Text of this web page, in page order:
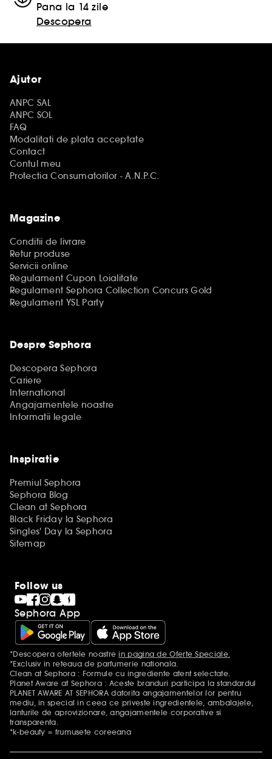
Pana la 14 zile
Descopera
Ajutor
ANPC SAL
ANPC SOL
FAQ
Modalitati de plata acceptate
Contact
Contul meu
Protectia Consumatorilor - A.N.P.C.
Magazine
Conditii de livrare
Retur produse
Servicii online
Regulament Cupon Loialitate
Regulament Sephora Collection Concurs Gold
Regulament YSL Party
Despre Sephora
Descopera Sephora
Cariere
International
Angajamentele noastre
Informatii legale
Inspiratie
Premiul Sephora
Sephora Blog
Clean at Sephora
Black Friday la Sephora
Singles' Day la Sephora
Sitemap
Follow us
Sephora App
Mentiuni aditionale
*Descopera ofertele noastrein pagina de Oferte Speciale.
*Exclusiv in reteaua de parfumerie nationala.
Clean at Sephora : Formule cu ingrediente atent selectate.
Planet Aware at Sephora : Aceste branduri participa la standardul
PLANET AWARE AT SEPHORA datorita angajamentelor lor pentru
mediu, in special in ceea ce priveste ingredientele, ambalajele,
lanturile de aprovizionare, angajamentele corporative si
transparenta.
*k-beauty = frumusete coreeana